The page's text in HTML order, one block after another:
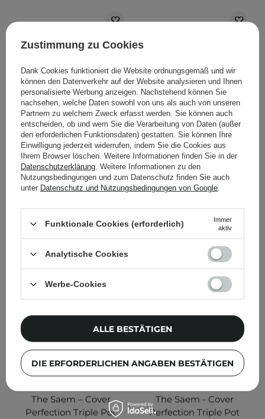
Erborian – Super BB
Concealer Au Ginseng
Nude – Pflegender
Concealer – 10ml
Erborian - Super BB
Concealer Au Ginseng
Dore – Pflegender
Abdeckstift – 10 ml
39,99 €
The Saem – Cover
Perfection Triple Pot
The Saem - Cover
Perfection Triple Pot
Zustimmung zu Cookies
Dank Cookies funktioniert die Website ordnungsgemäß und wir
können den Datenverkehr auf der Website analysieren und Ihnen
personalisierte Werbung anzeigen. Nachstehend können Sie
nachsehen, welche Daten sowohl von uns als auch von unseren
Partnern zu welchem Zweck erfasst werden. Sie können auch
entscheiden, ob und wem Sie die Verarbeitung von Daten (außer
den erforderlichen Funktionsdaten) gestatten. Sie können Ihre
Einwilligung jederzeit widerrufen, indem Sie die Cookies aus
Ihrem Browser löschen. Weitere Informationen finden Sie in der
Datenschutzerklärung . Weitere Informationen zu den
Nutzungsbedingungen und zum Datenschutz finden Sie auch
unter Datenschutz und Nutzungsbedingungen von Google
Funktionale Cookies (erforderlich)
Immer
aktiv
Analytische Cookies
Werbe-Cookies
DIE ERFORDERLICHEN ANGABEN BESTÄTIGEN
ALLE BESTÄTIGEN